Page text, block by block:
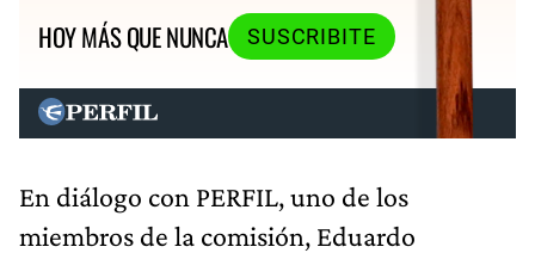
HOY MÁS QUE NUNCA
SUSCRIBITE
En diálogo con PERFIL, uno de los
miembros de la comisión, Eduardo